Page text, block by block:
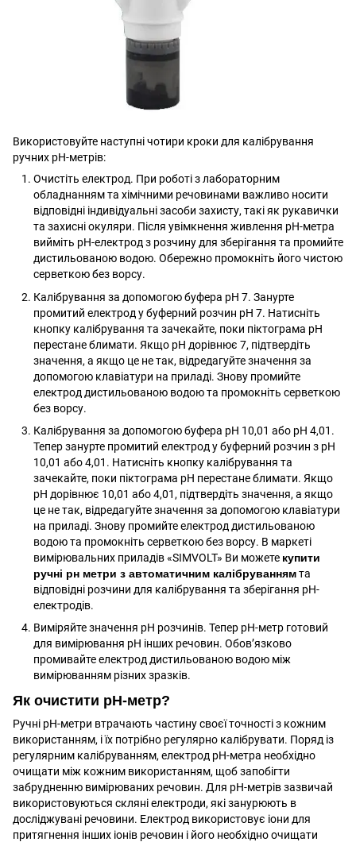
Використовуйте наступні чотири кроки для калібрування
ручних pH-метрів:
Очистіть електрод. При роботі з лабораторним
обладнанням та хімічними речовинами важливо носити
відповідні індивідуальні засоби захисту, такі як рукавички
та захисні окуляри. Після увімкнення живлення pH-метра
вийміть pH-електрод з розчину для зберігання та промийте
дистильованою водою. Обережно промокніть його чистою
серветкою без ворсу.
Калібрування за допомогою буфера pH 7. Занурте
промитий електрод у буферний розчин pH 7. Натисніть
кнопку калібрування та зачекайте, поки піктограма pH
перестане блимати. Якщо рН дорівнює 7, підтвердіть
значення, а якщо це не так, відредагуйте значення за
допомогою клавіатури на приладі. Знову промийте
електрод дистильованою водою та промокніть серветкою
без ворсу.
Калібрування за допомогою буфера pH 10,01 або pH 4,01.
Тепер занурте промитий електрод у буферний розчин з pH
10,01 або 4,01. Натисніть кнопку калібрування та
зачекайте, поки піктограма pH перестане блимати. Якщо
рН дорівнює 10,01 або 4,01, підтвердіть значення, а якщо
це не так, відредагуйте значення за допомогою клавіатури
на приладі. Знову промийте електрод дистильованою
водою та промокніть серветкою без ворсу. В маркеті
вимірювальних приладів «SIMVOLT» Ви можете купити
ручні рн метри з автоматичним калібруваннямта
відповідні розчини для калібрування та зберігання рН-
електродів.
Виміряйте значення рН розчинів. Тепер pH-метр готовий
для вимірювання pH інших речовин. Обов’язково
промивайте електрод дистильованою водою між
вимірюванням різних зразків.
Як очистити рН-метр?
Ручні рН-метри втрачають частину своєї точності з кожним
використанням, і їх потрібно регулярно калібрувати. Поряд із
регулярним калібруванням, електрод pH-метра необхідно
очищати між кожним використанням, щоб запобігти
забрудненню вимірюваних речовин. Для pH-метрів зазвичай
використовуються скляні електроди, які занурюють в
досліджувані речовини. Електрод використовує іони для
притягнення інших іонів речовин і його необхідно очищати